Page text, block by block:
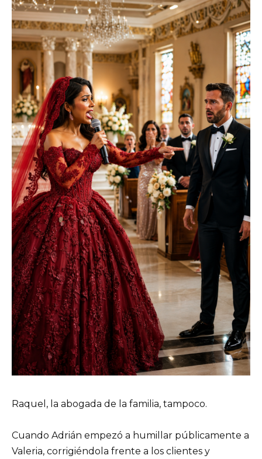
Raquel, la abogada de la familia, tampoco.
Cuando Adrián empezó a humillar públicamente a
Valeria, corrigiéndola frente a los clientes y